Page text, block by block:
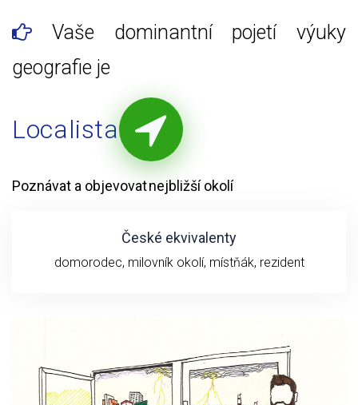
Vaše dominantní pojetí výuky
geografie je
Localista
Poznávat a objevovat nejbližší okolí
České ekvivalenty
domorodec, milovník okolí, místňák, rezident